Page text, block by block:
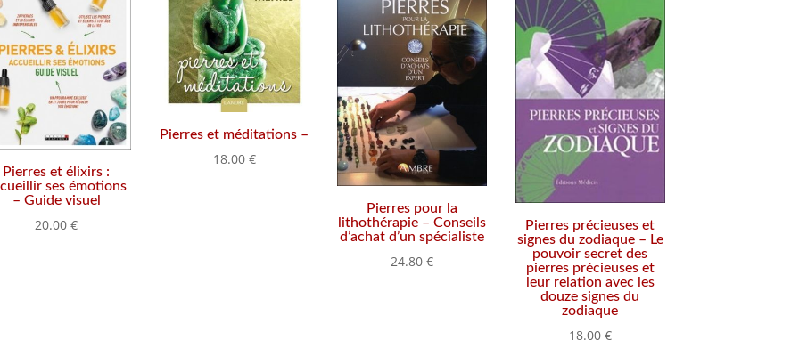
Pierres et élixirs :
ses émotions
– Guide visuel
20.00€
Pierres et méditations –
18.00 €
Pierres pour la
lithothérapie – Conseils
d’achat d’un spécialiste
24.80€
Pierres précieuses et
signes du zodiaque – Le
pouvoir secret des
pierres précieuses et
leur relation avec les
douze signes du
zodiaque
18.00 €